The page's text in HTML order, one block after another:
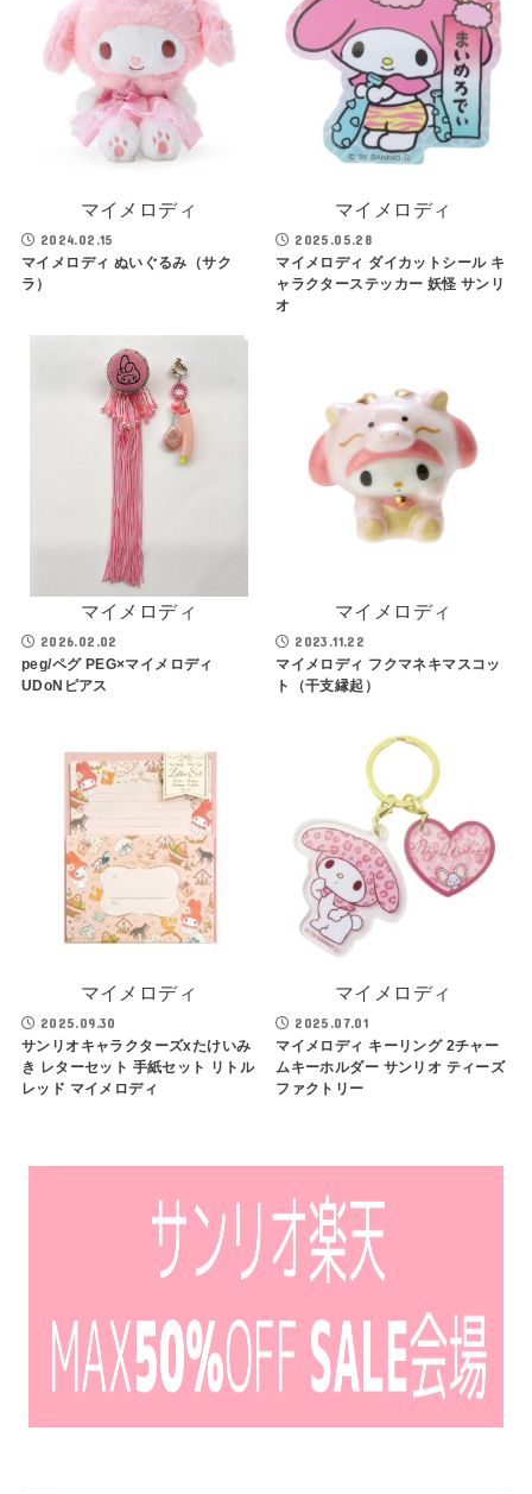
マイメロディ
2024.02.15
マイメロディ ぬいぐるみ（サク
ラ）
マイメロディ
2025.05.28
マイメロディ ダイカットシール キ
ャラクターステッカー 妖怪 サンリ
オ
マイメロディ
2026.02.02
peg/ペグ PEG×マイメロディ
UDoNピアス
マイメロディ
2023.11.22
マイメロディ フクマネキマスコッ
ト（干支縁起）
マイメロディ
2025.09.30
サンリオキャラクターズxたけいみ
き レターセット 手紙セット リトル
レッド マイメロディ
マイメロディ
2025.07.01
マイメロディ キーリング 2チャー
ムキーホルダー サンリオ ティーズ
ファクトリー